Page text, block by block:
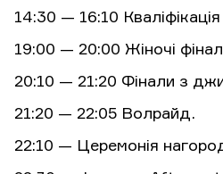
14:30 — 16:10
19:00 — 20:00 Жіночі
20:10 — 21:20 Фінали з
21:20 — 22:05 Волрайд.
22:10 — Церемонія